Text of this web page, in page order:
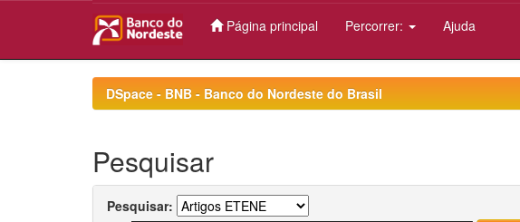
Página principal Percorrer: Ajuda
DSpace - BNB - Banco do Nordeste do Brasil
Pesquisar
Pesquisar: